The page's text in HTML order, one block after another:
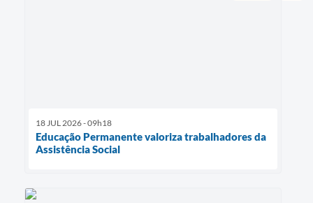
18 JUL 2026 - 09h18
Educação Permanente valoriza trabalhadores da
Assistência Social